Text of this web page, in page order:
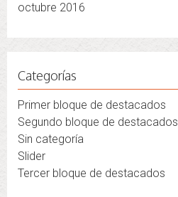
octubre 2016
Categorías
Primer bloque de destacados
Segundo bloque de destacados
Sin categoría
Slider
Tercer bloque de destacados